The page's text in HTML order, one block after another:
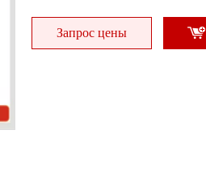
Запрос цены